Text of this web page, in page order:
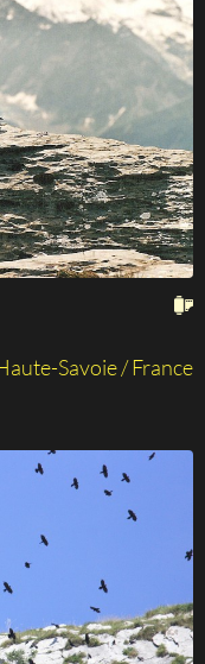
Savoie / France